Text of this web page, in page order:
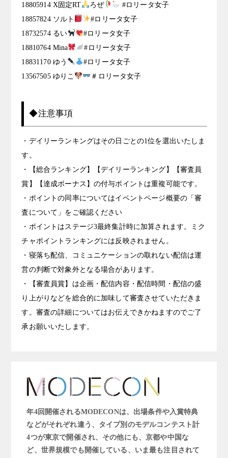
18805914 X固定RT
ろぜ
#ロリータ女子
18857824 ソルト
#ロリータ女子
18732574 るい
#ロリータ女子
18810764 Mina
#ロリータ女子
18831170 ゆう
#ロリータ女子
13567505 ゆりこ
＃ロリータ女子
◆注意事項
・デイリーランキングはその日ごとの1位を選出いたしま
す。
・【総合ランキング】【デイリーランキング】【審査員
賞】【達成ボーナス】の付与ポイントは重複可能です。
・ポイントの同率についてはイベントページ概要の「審
査について」をご確認ください
・ポイントはステージ3最終集計時に加算されます。ミク
チャポイントランキングには反映されません。
・寝落ち配信、コミュニケーションの取れない配信は運
営の判断で対象外となる場合があります。
・【審査員賞】は企画・配信内容・配信時間・配信の盛
り上がりなどを総合的に加味して審査させていただきま
す。審査の詳細についてはお伝えできかねますのでご了
承お願いいたします。
年4回開催されるMODECONは、出場条件や入賞特典
などがそれぞれ違う、タイプ別のモデルコンテスト計
4つが東京で開催され、その他にも、京都や中国な
ど、世界規模でも開催している、いま最も注目されて